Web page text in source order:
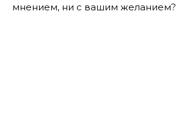
мнением, ни с вашим желанием?